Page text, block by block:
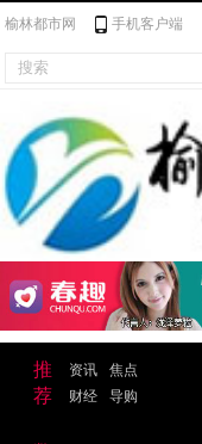
榆林都市网 手机客户端
推
荐
资讯
焦点
财经
导购